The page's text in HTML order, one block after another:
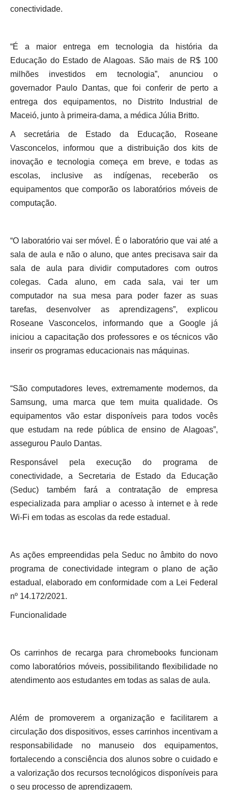
conectividade.
“É a maior entrega em tecnologia da história da
Educação do Estado de Alagoas. São mais de R$ 100
milhões investidos em tecnologia”, anunciou o
governador Paulo Dantas, que foi conferir de perto a
entrega dos equipamentos, no Distrito Industrial de
Maceió, junto à primeira-dama, a médica Júlia Britto.
A secretária de Estado da Educação, Roseane
Vasconcelos, informou que a distribuição dos kits de
inovação e tecnologia começa em breve, e todas as
escolas, inclusive as indígenas, receberão os
equipamentos que comporão os laboratórios móveis de
computação.
“O laboratório vai ser móvel. É o laboratório que vai até a
sala de aula e não o aluno, que antes precisava sair da
sala de aula para dividir computadores com outros
colegas. Cada aluno, em cada sala, vai ter um
computador na sua mesa para poder fazer as suas
tarefas, desenvolver as aprendizagens”, explicou
Roseane Vasconcelos, informando que a Google já
iniciou a capacitação dos professores e os técnicos vão
inserir os programas educacionais nas máquinas.
“São computadores leves, extremamente modernos, da
Samsung, uma marca que tem muita qualidade. Os
equipamentos vão estar disponíveis para todos vocês
que estudam na rede pública de ensino de Alagoas”,
assegurou Paulo Dantas.
Responsável pela execução do programa de
conectividade, a Secretaria de Estado da Educação
(Seduc) também fará a contratação de empresa
especializada para ampliar o acesso à internet e à rede
Wi-Fi em todas as escolas da rede estadual.
As ações empreendidas pela Seduc no âmbito do novo
programa de conectividade integram o plano de ação
estadual, elaborado em conformidade com a Lei Federal
nº 14.172/2021.
Funcionalidade
Os carrinhos de recarga para chromebooks funcionam
como laboratórios móveis, possibilitando flexibilidade no
atendimento aos estudantes em todas as salas de aula.
Além de promoverem a organização e facilitarem a
circulação dos dispositivos, esses carrinhos incentivam a
responsabilidade no manuseio dos equipamentos,
fortalecendo a consciência dos alunos sobre o cuidado e
a valorização dos recursos tecnológicos disponíveis para
o seu processo de aprendizagem.